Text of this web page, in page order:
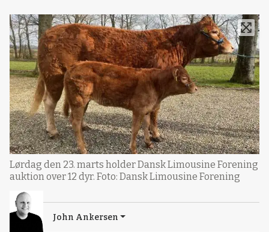
Lørdag den 23. marts holder Dansk Limousine Forening
auktion over 12 dyr. Foto: Dansk Limousine Forening
John Ankersen